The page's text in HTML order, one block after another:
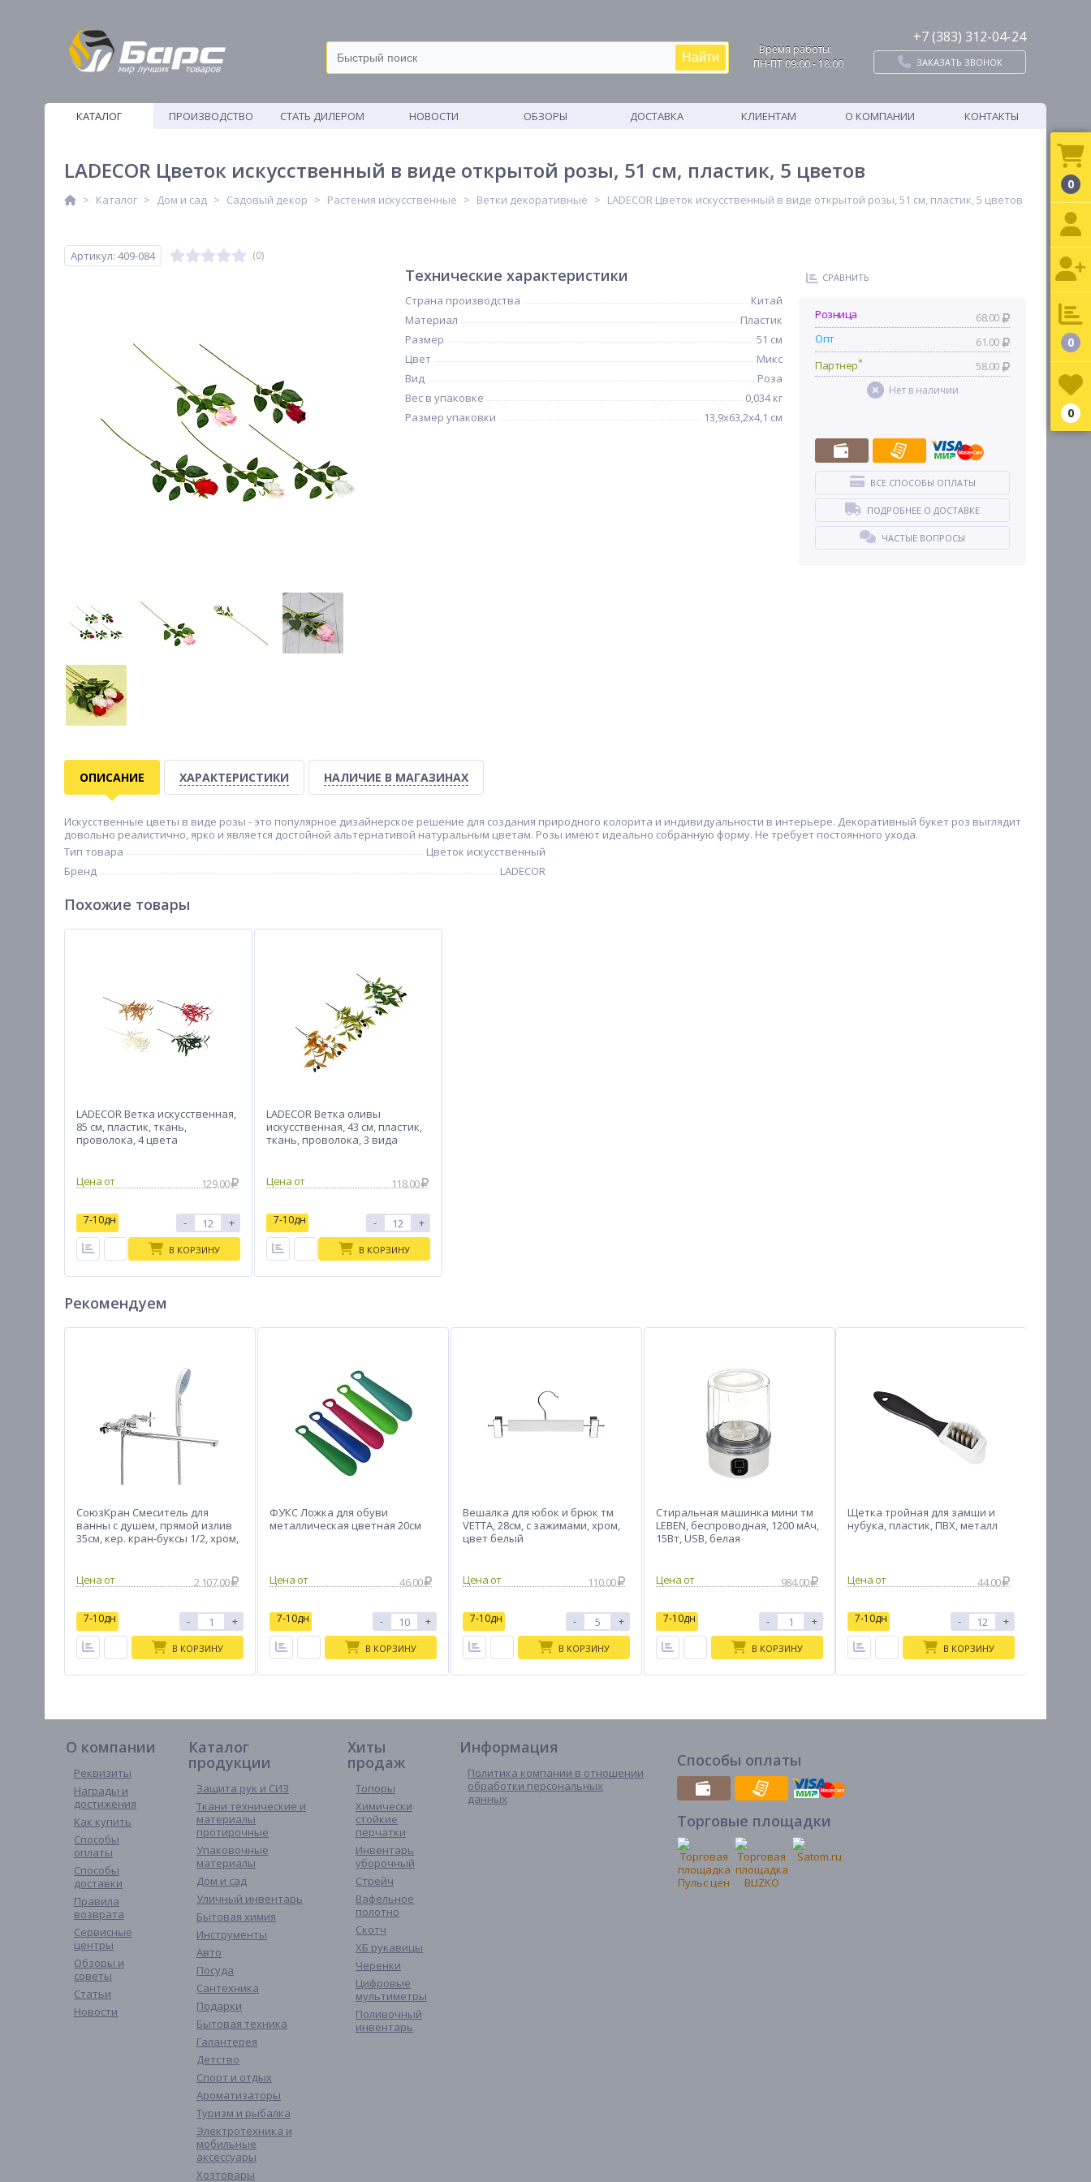
Найти
Время работы:
ПН-ПТ 09:00 - 18:00
+7 (383) 312-04-24
ЗАКАЗАТЬ ЗВОНОК
КАТАЛОГ
ПРОИЗВОДСТВО
СТАТЬ ДИЛЕРОМ НОВОСТИ ОБЗОРЫ ДОСТАВКА КЛИЕНТАМ О КОМПАНИИ КОНТАКТЫ
LADECOR Цветок искусственный в виде открытой розы, 51 см, пластик, 5 цветов
Каталог Дом и сад Садовый декор Растения искусственные Ветки декоративные LADECOR Цветок искусственный в виде открытой розы, 51 см, пластик, 5 цветов
Артикул: 409-084 (0)
Технические характеристики
Страна производства
Китай
Материал
Пластик
Размер
51 см
Цвет
Микс
Вид
Роза
Вес в упаковке
0,034 кг
Размер упаковки
13,9х63,2х4,1 см
СРАВНИТЬ
Розница
68.00
Опт
61.00
Партнер* 58.00
Нет в наличии
ВСЕ СПОСОБЫ ОПЛАТЫ
ПОДРОБНЕЕ О ДОСТАВКЕ
ЧАСТЫЕ ВОПРОСЫ
ОПИСАНИЕ ХАРАКТЕРИСТИКИ НАЛИЧИЕ В МАГАЗИНАХ
Искусственные цветы в виде розы - это популярное дизайнерское решение для создания природного колорита и индивидуальности в интерьере. Декоративный букет роз выглядит
довольно реалистично, ярко и является достойной альтернативой натуральным цветам. Розы имеют идеально собранную форму. Не требует постоянного ухода.
Тип товара
Цветок искусственный
Бренд
LADECOR
Похожие товары
LADECOR Ветка искусственная,
85 см, пластик, ткань,
проволока, 4 цвета
Цена от 129.00
7-10дн - +
В КОРЗИНУ
LADECOR Ветка оливы
искусственная, 43 см, пластик,
ткань, проволока, 3 вида
Цена от 118.00
7-10дн - +
В КОРЗИНУ
Рекомендуем
СоюзКран Смеситель для
ванны с душем, прямой излив
35см, кер. кран-буксы 1/2, хром,
2 107.00
7-10дн - +
В КОРЗИНУ
ФУКС Ложка для обуви
металлическая цветная 20см
46.00
7-10дн - +
В КОРЗИНУ
Вешалка для юбок и брюк тм
VETTA, 28см, с зажимами, хром,
цвет белый
110.00
7-10дн - +
В КОРЗИНУ
Стиральная машинка мини тм
LEBEN, беспроводная, 1200 мАч,
15Вт, USB, белая
984.00
7-10дн - +
В КОРЗИНУ
Щетка тройная для замши и
нубука, пластик, ПВХ, металл
44.00
7-10дн - +
В КОРЗИНУ
О компании
Реквизиты
Награды и
достижения
Как купить
Способы
оплаты
Способы
доставки
Правила
возврата
Сервисные
центры
Обзоры и
советы
Статьи
Новости
Каталог
продукции
Защита рук и СИЗ
Ткани технические и
материалы
протирочные
Упаковочные
материалы
Дом и сад
Уличный инвентарь
Бытовая химия
Инструменты
Авто
Посуда
Сантехника
Подарки
Бытовая техника
Галантерея
Детство
Спорт и отдых
Ароматизаторы
Туризм и рыбалка
Электротехника и
мобильные
аксессуары
Хозтовары
Хиты
продаж
Топоры
Химически
стойкие
перчатки
Инвентарь
уборочный
Стрейч
Вафельное
полотно
Скотч
ХБ рукавицы
Черенки
Цифровые
мультиметры
Поливочный
инвентарь
Информация
Политика компании в отношении
обработки персональных
данных
Способы оплаты
Торговые площадки
0
0
0